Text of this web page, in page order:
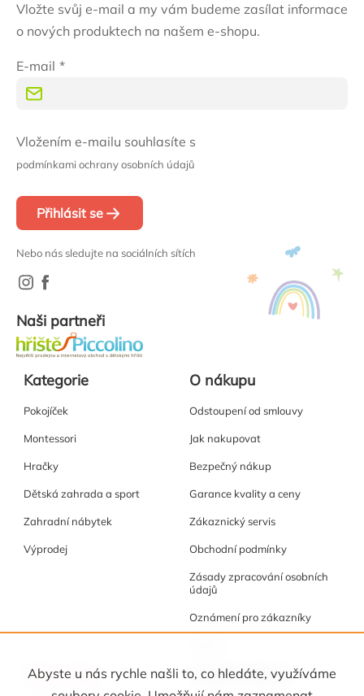
Abyste u nás rychle našli to, co hledáte, využíváme
Vložte svůj e-mail a my vám budeme zasílat informace
o nových produktech na našem e-shopu.
E-mail
Vložením e-mailu souhlasíte s
podmínkami ochrany osobních údajů
Přihlásit se
Nebo nás sledujte na sociálních sítích
Naši partneři
Kategorie
Pokojíček
Montessori
Hračky
Dětská zahrada a sport
Zahradní nábytek
Výprodej
O nákupu
Odstoupení od smlouvy
Jak nakupovat
Bezpečný nákup
Garance kvality a ceny
Zákaznický servis
Obchodní podmínky
Zásady zpracování osobních
údajů
Oznámení pro zákazníky
Akce a tipy Osobní kabinet